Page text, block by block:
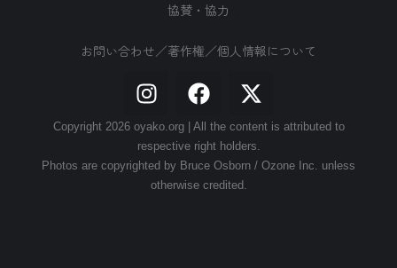
協賛・協力
お問い合わせ／著作権／個人情報について
Copyright 2026 oyako.org | All the content is attributed to
respective right holders.
Photos are copyrighted by Bruce Osborn / Ozone Inc. unless
otherwise credited.